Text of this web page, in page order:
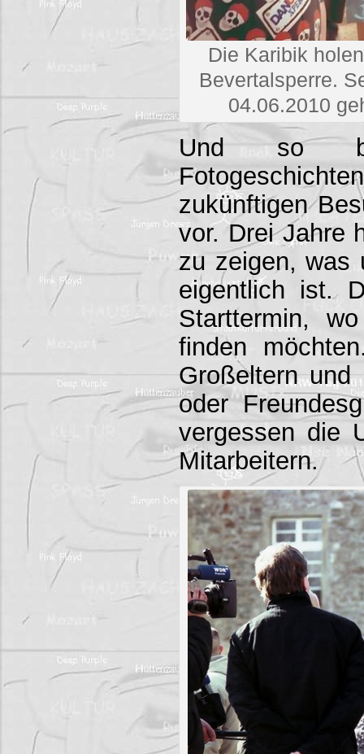
Die Karibik
Bevertalsperre.
04.06.2010
Und so
zukünftigen
vor. Drei Jahre
zu zeigen, was
eigentlich ist.
Starttermin,
finden
Großeltern und
oder
vergessen die
Mitarbeitern.